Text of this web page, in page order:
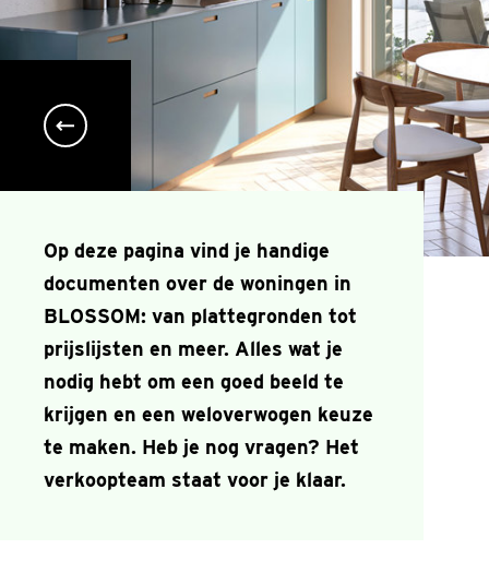
Op deze pagina vind je handige
documenten over de woningen in
BLOSSOM: van plattegronden tot
prijslijsten en meer. Alles wat je
nodig hebt om een goed beeld te
krijgen en een weloverwogen keuze
te maken. Heb je nog vragen? Het
verkoopteam staat voor je klaar.